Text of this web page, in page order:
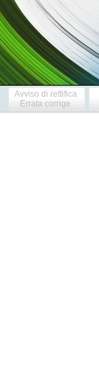
Avviso di rettifica
Errata corrige